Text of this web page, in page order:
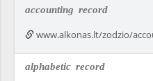
accounting record
www.alkonas.lt/zodzio/
alphabetic record